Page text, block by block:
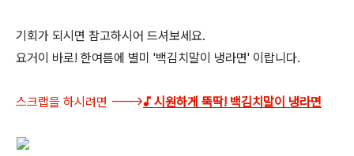
기회가 되시면 참고하시어 드셔보세요.
요거이 바로! 한여름에 별미 '백김치말이 냉라면' 이랍니다.
스크랩을 하시려면 --->♪ 시원하게 뚝딱! 백김치말이 냉라면